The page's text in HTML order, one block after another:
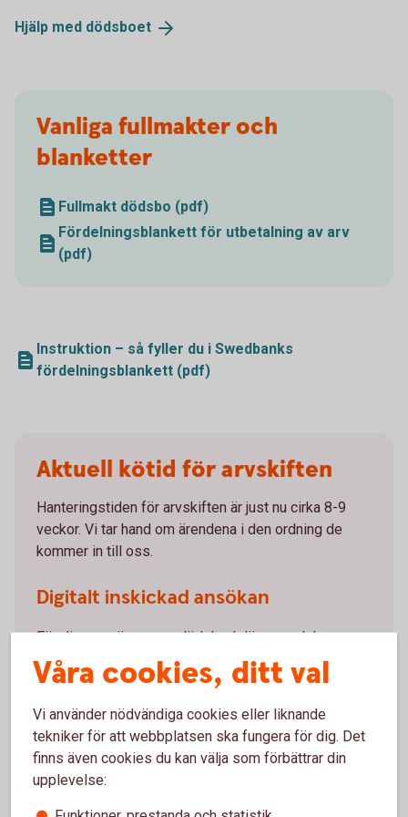
Hjälp med dödsboet
Vanliga fullmakter och
blanketter
Fullmakt dödsbo (pdf)
Fördelningsblankett för utbetalning av arv
(pdf)
Instruktion – så fyller du i Swedbanks
fördelningsblankett (pdf)
Aktuell kötid för arvskiften
Hanteringstiden för arvskiften är just nu cirka 8-9
veckor. Vi tar hand om ärendena i den ordning de
kommer in till oss.
Digitalt inskickad ansökan
För dig som är ensam dödsbodelägare och har
skickat in din ansökan via internetbanken har vi just
nu handläggningstid på cirka en vecka.
Kö- och hanteringstid
Våra cookies, ditt val
Vi använder nödvändiga cookies eller liknande
tekniker för att webbplatsen ska fungera för dig. Det
finns även cookies du kan välja som förbättrar din
upplevelse: